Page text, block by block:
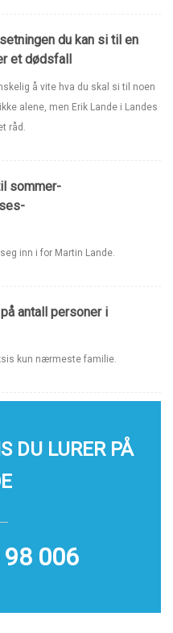
du kan si til en
et dødsfall
å vite hva du skal si til noen
alene, men Erik Lande i Landes
råd.
sommer-
inn i for Martin Lande.
antall personer i
kun nærmeste familie.
DU LURER PÅ
006